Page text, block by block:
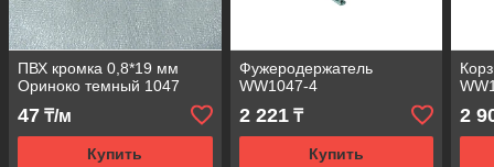
ПВХ кромка 0,8*19 мм
Ориноко темный 1047
47 ₸/м
Купить
Фужеродержатель
WW1047-4
2 221₸
Купить
2